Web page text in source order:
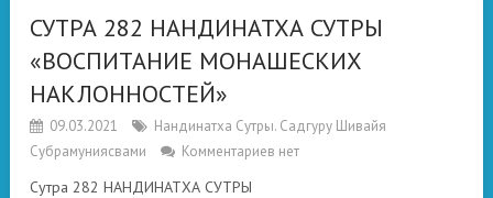
СУТРА 282 НАНДИНАТХА СУТРЫ
«ВОСПИТАНИЕ МОНАШЕСКИХ
НАКЛОННОСТЕЙ»
09.03.2021
Нандинатха Сутры. Садгуру Шивайя
Субрамуниясвами
Комментариев нет
Сутра 282 НАНДИНАТХА СУТРЫ